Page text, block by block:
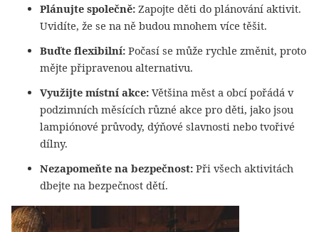
Plánujte společně: Zapojte děti do plánování aktivit.
Uvidíte, že se na ně budou mnohem více těšit.
Buďte flexibilní: Počasí se může rychle změnit, proto
mějte připravenou alternativu.
Využijte místní akce: Většina měst a obcí pořádá v
podzimních měsících různé akce pro děti, jako jsou
lampiónové průvody, dýňové slavnosti nebo tvořivé
dílny.
Nezapomeňte na bezpečnost: Při všech aktivitách
dbejte na bezpečnost dětí.